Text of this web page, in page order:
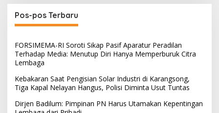
Pos-pos Terbaru
FORSIMEMA-RI Soroti Sikap Pasif Aparatur Peradilan
Terhadap Media: Menutup Diri Hanya Memperburuk Citra
Lembaga
Kebakaran Saat Pengisian Solar Industri di Karangsong,
Tiga Kapal Nelayan Hangus, Polisi Diminta Usut Tuntas
Dirjen Badilum: Pimpinan PN Harus Utamakan Kepentingan